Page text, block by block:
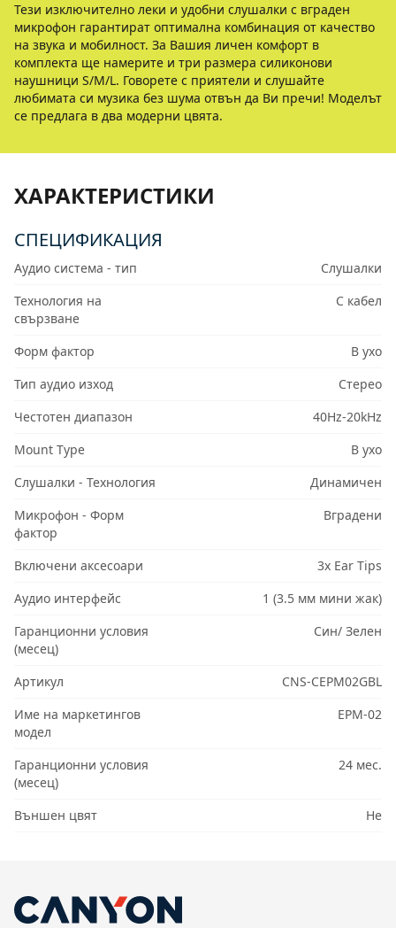
Тези изключително леки и удобни слушалки с вграден
микрофон гарантират оптимална комбинация от качество
на звука и мобилност. За Вашия личен комфорт в
комплекта ще намерите и три размера силиконови
наушници S/M/L. Говорете с приятели и слушайте
любимата си музика без шума отвън да Ви пречи! Моделът
се предлага в два модерни цвята.
ХАРАКТЕРИСТИКИ
СПЕЦИФИКАЦИЯ
Аудио система - тип
Слушалки
Технология на
свързване
С кабел
Форм фактор
В ухо
Тип аудио изход
Стерео
Честотен диапазон
40Hz-20kHz
Mount Type
В ухо
Слушалки - Технология
Динамичен
Микрофон - Форм
фактор
Вградени
Включени аксесоари
3x Ear Tips
Аудио интерфейс
1 (3.5 мм мини жак)
Гаранционни условия
(месец)
Син/ Зелен
Артикул
CNS-CEPM02GBL
Име на маркетингов
модел
EPM-02
Гаранционни условия
(месец)
24 мес.
Външен цвят Не